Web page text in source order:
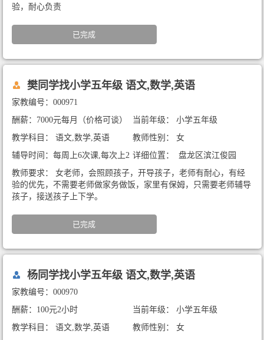
验，耐心负责
已完成
樊同学找小学五年级 语文,数学,英语
家教编号：000971
酬薪：7000元每月（价格可谈）
当前年级： 小学五年级
教学科目： 语文,数学,英语
教师性别： 女
辅导时间：每周上6次课,每次上2
小时
详细位置： 盘龙区滨江俊园
教师要求： 女老师，会照顾孩子，开导孩子，老师有耐心，有经
验的优先，不需要老师做家务做饭，家里有保姆，只需要老师辅导
孩子，接送孩子上下学。
已完成
杨同学找小学五年级 语文,数学,英语
家教编号：000970
酬薪：100元2小时
当前年级： 小学五年级
教学科目： 语文,数学,英语
教师性别： 女